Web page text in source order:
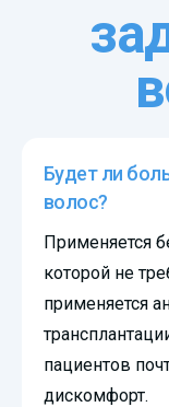
Будет ли
волос?
Применяется
которой не
применяется
пациентов
дискомфорт.